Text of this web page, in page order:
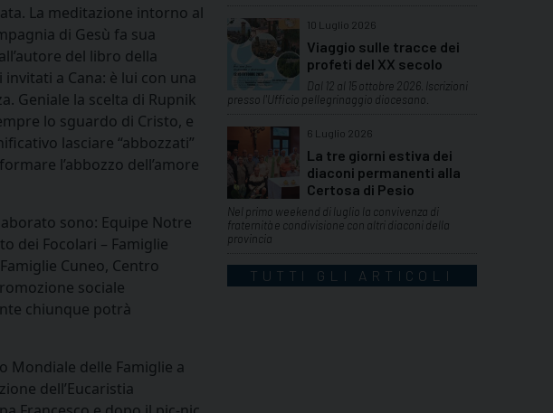
La meditazione intorno al
di Gesù fa sua
del libro della
a Cana: è lui con una
Geniale la scelta di Rupnik
lo sguardo di Cristo, e
lasciare “abbozzati”
l’abbozzo dell’amore
sono: Equipe Notre
dei Focolari – Famiglie
Cuneo, Centro
sociale
chiunque potrà
Mondiale delle Famiglie a
dell’Eucaristia
10 Luglio 2026
Viaggio sulle tracce dei
profeti del XX secolo
Dal 12 al 15 ottobre 2026. Iscrizioni
presso l'Ufficio pellegrinaggio diocesano.
6 Luglio 2026
La tre giorni estiva dei
diaconi permanenti alla
Certosa di Pesio
Nel primo weekend di luglio la convivenza di
fraternità e condivisione con altri diaconi della
provincia
TUTTI GLI ARTICOLI